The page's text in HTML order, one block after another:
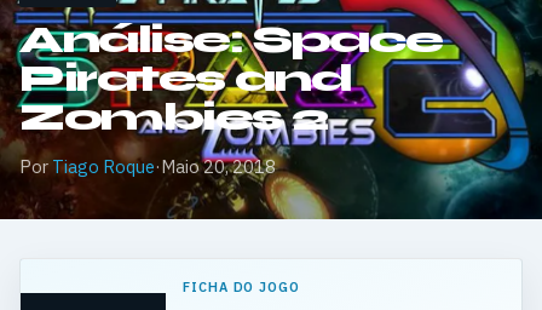
Análise: Space
Pirates and
Zombies 2
Por Tiago Roque·Maio 20, 2018
FICHA DO JOGO